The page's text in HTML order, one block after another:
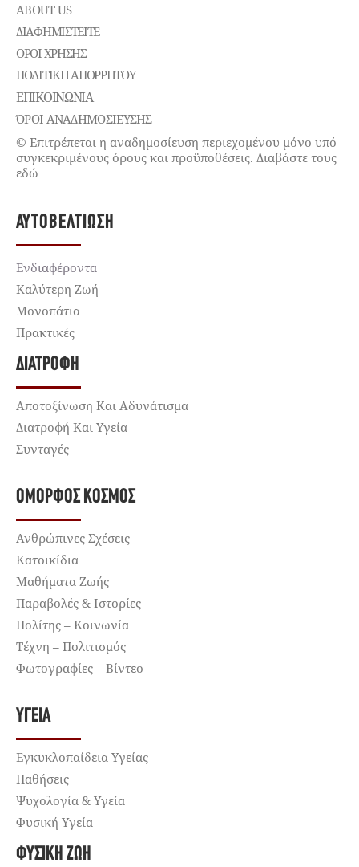
ABOUT US
ΔΙΑΦΗΜΙΣΤΕΊΤΕ
ΌΡΟΙ ΧΡΉΣΗΣ
ΠΟΛΙΤΙΚΉ ΑΠΟΡΡΉΤΟΥ
ΕΠΙΚΟΙΝΩΝΊΑ
ΌΡΟΙ ΑΝΑΔΗΜΟΣΙΕΥΣΗΣ
© Επιτρέπεται η αναδημοσίευση περιεχομένου μόνο υπό
συγκεκριμένους όρους και προϋποθέσεις. Διαβάστε τους
εδώ
ΑΥΤΟΒΕΛΤΊΩΣΗ
Ενδιαφέροντα
Καλύτερη Ζωή
Μονοπάτια
Πρακτικές
ΔΙΑΤΡΟΦΉ
Αποτοξίνωση Και Αδυνάτισμα
Διατροφή Και Υγεία
Συνταγές
ΌΜΟΡΦΟΣ ΚΌΣΜΟΣ
Ανθρώπινες Σχέσεις
Κατοικίδια
Μαθήματα Ζωής
Παραβολές & Ιστορίες
Πολίτης – Κοινωνία
Τέχνη – Πολιτισμός
Φωτογραφίες – Βίντεο
ΥΓΕΊΑ
Εγκυκλοπαίδεια Υγείας
Παθήσεις
Ψυχολογία & Υγεία
Φυσική Υγεία
ΦΥΣΙΚΉ ΖΩΉ